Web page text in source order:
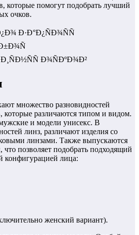
которые помогут подобрать лучший
очков.
множество разновидностей
которые различаются типом и видом.
и модели унисекс. В
линз, различают изделия со
линзами. Также выпускаются
позволяет подобрать подходящий
конфигурацией лица:
женский вариант).